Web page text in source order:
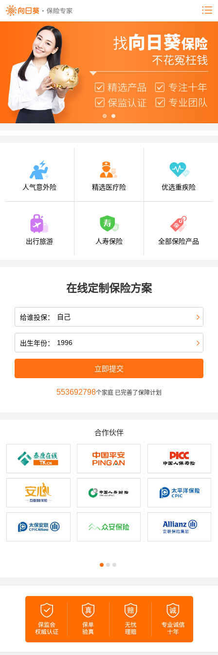
人气意外险 精选医疗险 优选重疾险
出行旅游 人寿保险 全部保险产品
在线定制保险方案
给谁投保：
出生年份：
立即提交
553692798个家庭 已完善了保障计划
合作伙伴